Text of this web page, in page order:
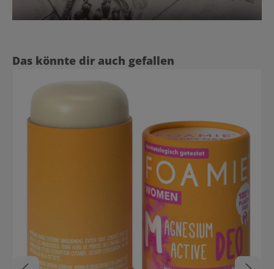
Produktgalerie überspringen
Das könnte dir auch gefallen